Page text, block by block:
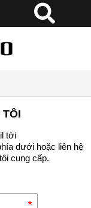
TÔI
tới
dưới hoặc liên hệ
cung cấp.